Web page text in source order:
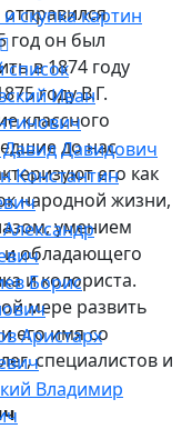
скупка картин
Иван
Давидович
Константин
Борис
Аристарх
Владимир
год он был
в 1874 году
году В.Г.
классного
до нас
его как
народной жизни,
умением
и обладающего
и колориста.
мере развить
его имя со
специалистов и